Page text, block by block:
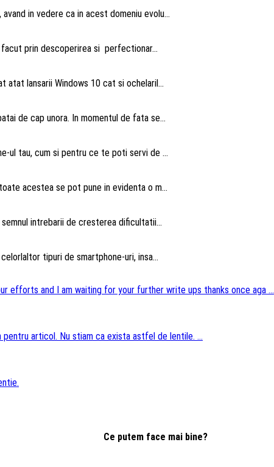
in vedere ca in acest domeniu evolu...
prin descoperirea si perfectionar...
atat lansarii Windows 10 cat si ochelaril...
de cap unora. In momentul de fata se...
ul tau, cum si pentru ce te poti servi de ...
acestea se pot pune in evidenta o m...
intrebarii de cresterea dificultatii...
tipuri de smartphone-uri, insa...
efforts and I am waiting for your further write ups thanks once aga ...
articol. Nu stiam ca exista astfel de lentile. ...
Ce putem face mai bine?